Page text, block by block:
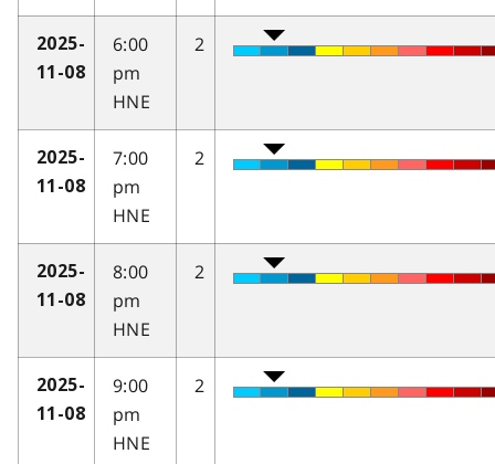
2025-
11-08
6:00
pm
HNE
2
2025-
11-08
7:00
pm
HNE
2
2025-
11-08
8:00
pm
HNE
2
2025-
11-08
9:00
pm
HNE
2